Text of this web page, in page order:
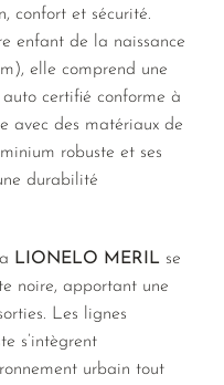
confort et sécurité.
enfant de la naissance
elle comprend une
certifié conforme à
avec des matériaux de
robuste et ses
durabilité
LIONELO MERIL se
noire, apportant une
Les lignes
s’intègrent
urbain tout